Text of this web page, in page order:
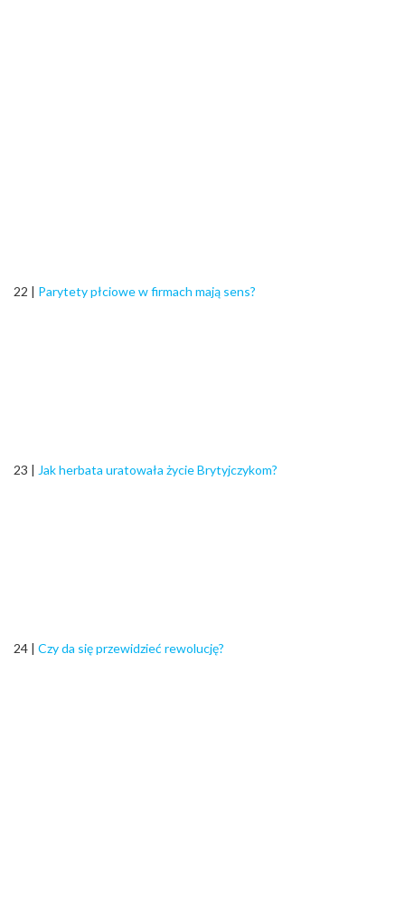
22 | Parytety płciowe w firmach mają sens?
23 | Jak herbata uratowała życie Brytyjczykom?
24 | Czy da się przewidzieć rewolucję?